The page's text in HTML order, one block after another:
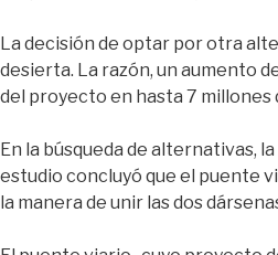
La decisión de optar por otra
desierta. La razón, un aumento
del proyecto en hasta 7 millones
En la búsqueda de alternativas,
estudio concluyó que el puente
la manera de unir las dos